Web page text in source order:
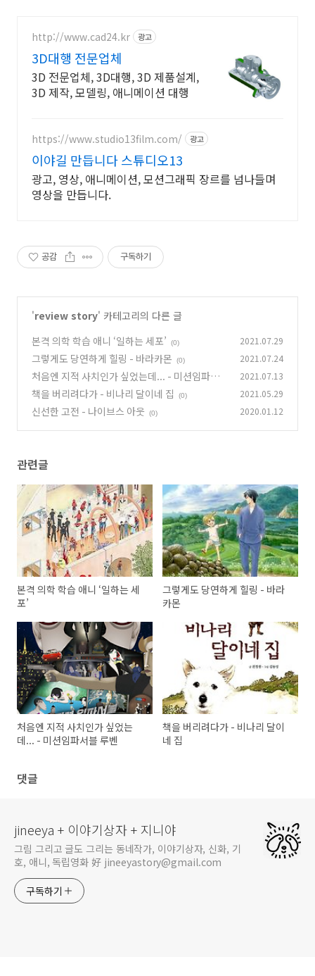
http://www.cad24.kr 광고
3D대행 전문업체
3D 전문업체, 3D대행, 3D 제품설계,
3D 제작, 모델링, 애니메이션 대행
https://www.studio13film.com/ 광고
이야길 만듭니다 스튜디오13
광고, 영상, 애니메이션, 모션그래픽 장르를 넘나들며
영상을 만듭니다.
공감 구독하기
'review story' 카테고리의 다른 글
본격 의학 학습 애니 ‘일하는 세포’
(0) 2021.07.29
그렇게도 당연하게 힐링 - 바라카몬 (0) 2021.07.24
처음엔 지적 사치인가 싶었는데... - 미션임파서
블 루벤
(0)
2021.07.13
책을 버리려다가 - 비나리 달이네 집 (0) 2021.05.29
신선한 고전 - 나이브스 아웃 (0) 2020.01.12
관련글
본격 의학 학습 애니 ‘일하는 세
포’
그렇게도 당연하게 힐링 - 바라
카몬
처음엔 지적 사치인가 싶었는
데... - 미션임파서블 루벤
책을 버리려다가 - 비나리 달이
네 집
댓글
jineeya + 이야기상자 + 지니야
그림 그리고 글도 그리는 동네작가, 이야기상자, 신화, 기
호, 애니, 독립영화 好 jineeyastory@gmail.com
구독하기